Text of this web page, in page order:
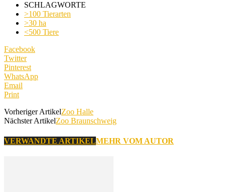
SCHLAGWORTE
>100 Tierarten
>30 ha
<500 Tiere
Facebook
Twitter
Pinterest
WhatsApp
Email
Print
Vorheriger ArtikelZoo Halle
Nächster ArtikelZoo Braunschweig
VERWANDTE ARTIKELMEHR VOM AUTOR